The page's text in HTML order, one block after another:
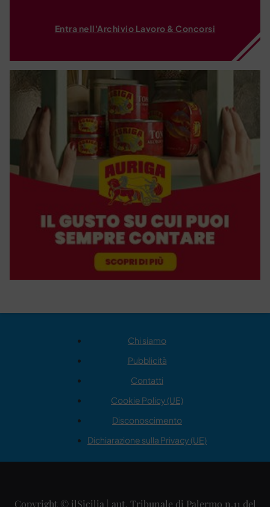
Entra nell'Archivio Lavoro & Concorsi
Chi siamo
Pubblicità
Contatti
Cookie Policy (UE)
Disconoscimento
Dichiarazione sulla Privacy (UE)
Copyright © ilSicilia | aut. Tribunale di Palermo n.11 del